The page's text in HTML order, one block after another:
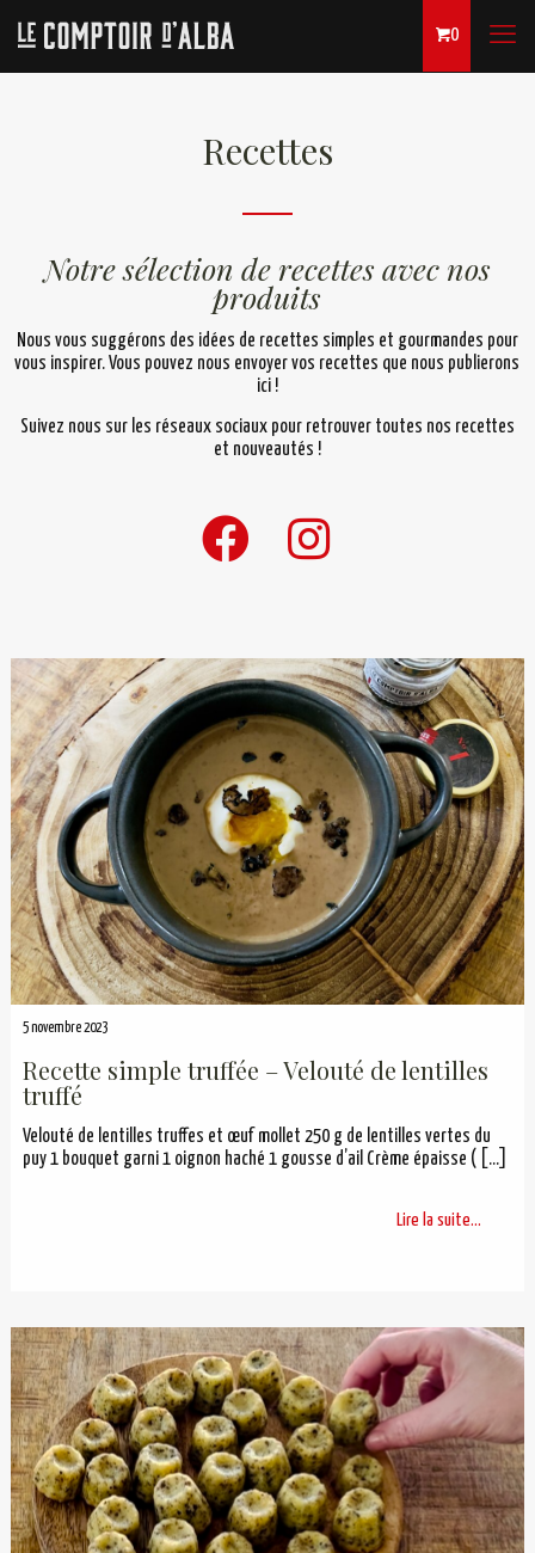
0
Recettes
Notre sélection de recettes avec nos
produits
Nous vous suggérons des idées de recettes simples et gourmandes pour
vous inspirer. Vous pouvez nous envoyer vos recettes que nous publierons
ici !
Suivez nous sur les réseaux sociaux pour retrouver toutes nos recettes
et nouveautés !
5 novembre 2023
Recette simple truffée – Velouté de lentilles
truffé
Velouté de lentilles truffes et œuf mollet 250 g de lentilles vertes du
puy 1 bouquet garni 1 oignon haché 1 gousse d’ail Crème épaisse ( […]
Lire la suite...